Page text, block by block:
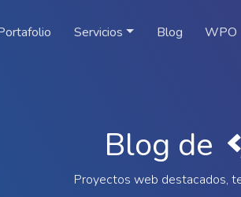
Servicios Blog WPO
Blog de
Proyectos web destacados,